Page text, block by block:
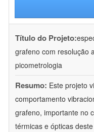
Título do Projeto:
grafeno com resolução
picometrologia
Resumo: Este projeto
comportamento
grafeno, importante no
térmicas e ópticas